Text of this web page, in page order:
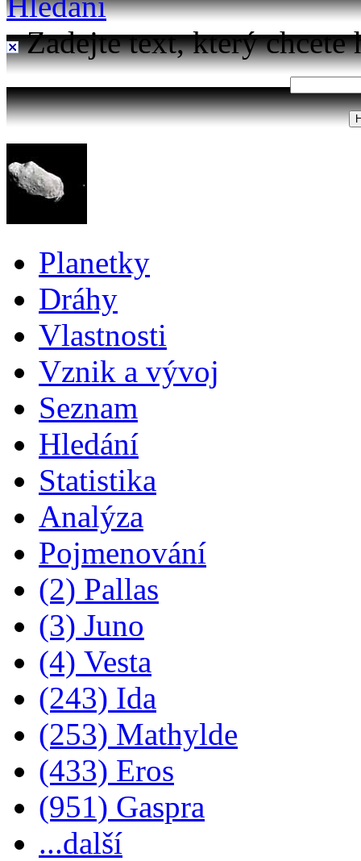
Zadejte text, který chcete
Planetky
Dráhy
Vlastnosti
Vznik a vývoj
Seznam
Hledání
Statistika
Analýza
Pojmenování
(2) Pallas
(3) Juno
(4) Vesta
(243) Ida
(253) Mathylde
(433) Eros
(951) Gaspra
...další